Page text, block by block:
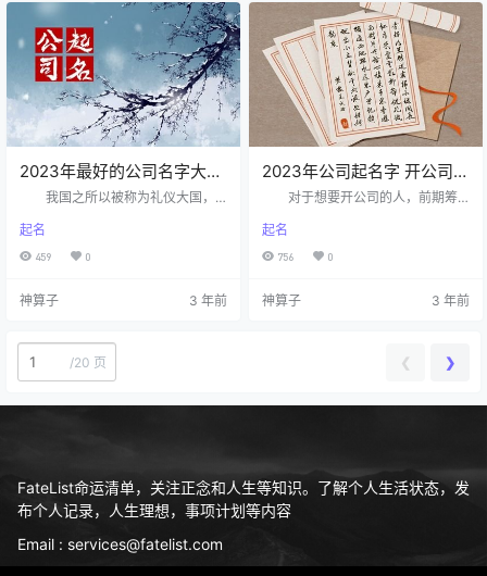
应简洁为好，易读易记公司名不能
起得太复杂， 否则会引起负作用。
比如有的公司喜欢采用繁难字为公
司名， 使顾客不仅不能认识，而且
也读不出音来。而像 万客来、半…
巧参考 结合有吉祥含义的字起
名 公司的发展除了公司本身的
能力可以决定，还依靠于很多外在
元素，但这不阻碍公司取一个有吉
祥含义的名字。有吉祥含义的公…
2023年最好的公司名字大全
美好寓意的名字
我国之所以被称为礼仪大国，
俗，也拥有数不胜数的文化瑰宝，
而这些文化瑰宝一直应用至今，尤
们该如何给公司起个最好的名字公
公司的名称，也能体现出公司的产
品或业务上的情况。可以根据公司
就会更符合公司的形象。 搭配
起名
459 0
神算子 3 年前
2023年公司起名字 开公司取
吉利大气名字
对于想要开公司的人，前期筹
多，还需要特别重视，分别包括：
给公司选择合适的发展行业，选择
那么，我们来看看该如何给/2023年
司起名的方法注重起名的寓意和吉
利，用的字词大多与公司主体业务
义不大。公司的名字简短精确也能
起名
756 0
神算子 3 年前
/20 页 ❮ ❯
FateList命运清单，关注正念和人生等知识。了解个人生活状态，发
布个人记录，人生理想，事项计划等内容
Email : services@fatelist.com